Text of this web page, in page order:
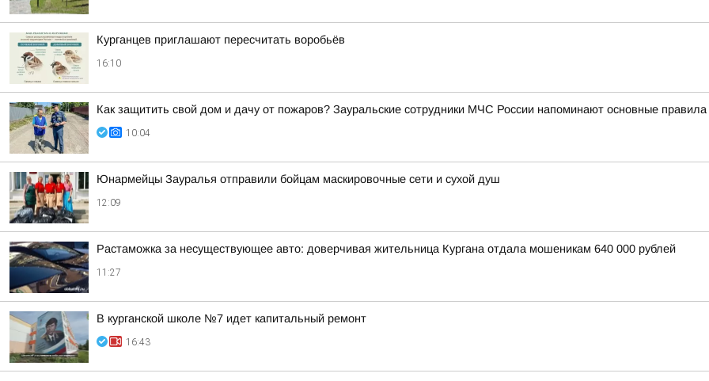
Курганцев приглашают пересчитать воробьёв
16:10
Как защитить свой дом и дачу от пожаров? Зауральские сотрудники МЧС России напоминают основные правила
10:04
Юнармейцы Зауралья отправили бойцам маскировочные сети и сухой душ
12:09
Растаможка за несуществующее авто: доверчивая жительница Кургана отдала мошеникам 640 000 рублей
11:27
В курганской школе №7 идет капитальный ремонт
16:43